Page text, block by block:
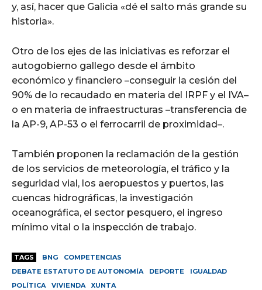
y, así, hacer que Galicia «dé el salto más grande su
historia».
Otro de los ejes de las iniciativas es reforzar el
autogobierno gallego desde el ámbito
económico y financiero –conseguir la cesión del
90% de lo recaudado en materia del IRPF y el IVA–
o en materia de infraestructuras –transferencia de
la AP-9, AP-53 o el ferrocarril de proximidad–.
También proponen la reclamación de la gestión
de los servicios de meteorología, el tráfico y la
seguridad vial, los aeropuestos y puertos, las
cuencas hidrográficas, la investigación
oceanográfica, el sector pesquero, el ingreso
mínimo vital o la inspección de trabajo.
TAGS BNG
COMPETENCIAS
DEBATE ESTATUTO DE AUTONOMÍA
DEPORTE
IGUALDAD
POLÍTICA
VIVIENDA XUNTA